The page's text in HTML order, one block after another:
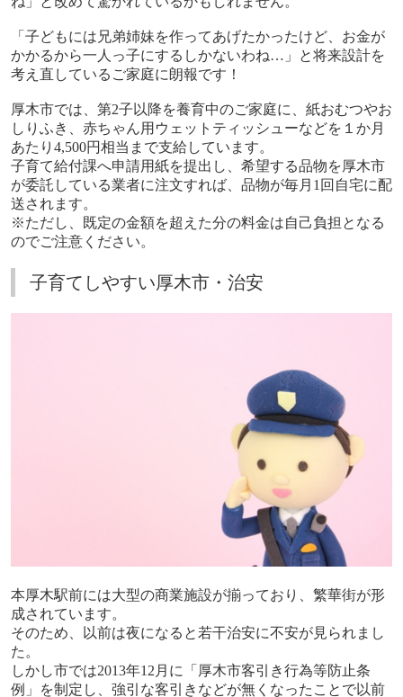
「子どもには兄弟姉妹を作ってあげたかったけど、お金が
かかるから一人っ子にするしかないわね…」と将来設計を
考え直しているご家庭に朗報です！
厚木市では、第2子以降を養育中のご家庭に、紙おむつやお
しりふき、赤ちゃん用ウェットティッシューなどを１か月
あたり 4,500円相当まで支給しています。
子育て給付課へ申請用紙を提出し、希望する品物を厚木市
が委託している業者に注文すれば、品物が毎月 1 回自宅に配
送されます。
※ただし、既定の金額を超えた分の料金は自己負担となる
のでご注意ください。
子育てしやすい厚木市・治安
本厚木駅前には大型の商業施設が揃っており、繁華街が形
成されています。
そのため、以前は夜になると若干治安に不安が見られまし
た。
しかし市では2013年12 月に「厚木市客引き行為等防止条
例」を制定し、強引な客引きなどが無くなったことで以前